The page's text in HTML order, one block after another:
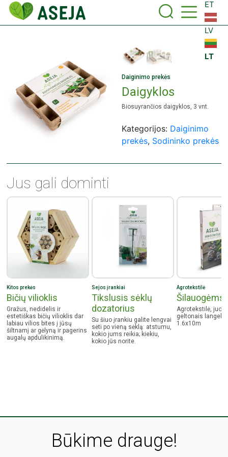
ET
LV
LT
Daiginimo prekės
Daigyklos
Biosuyrančios daigyklos, 3 vnt.
Kategorijos: Daiginimo
prekės, Sodininko prekės
Jus gali dominti
Kitos prekės
Bičių vilioklis
Gražus, nedidelis ir
estetiškas bičių vilioklis dar
labiau vilios bites į jūsų
šiltnamį ar gėlyną ir pagerins
augalų apdulikinimą.
Sejos įrankiai
Tikslusis sėklų
dozatorius
Su šiuo įrankiu galite lengvai
sėti po vieną sėklą: atstumu,
kokio jums reikia; kiekiu,
kokio jūs norite.
Agrotekstilė
Šilauogėms
Agrotekstilė,
geltonais
1.6x10m
Būkime drauge!